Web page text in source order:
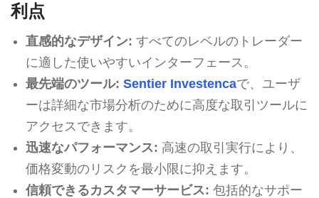
利点
直感的なデザイン: すべてのレベルのトレーダー
に適した使いやすいインターフェース。
最先端のツール: Sentier Investencaで、ユーザ
ーは詳細な市場分析のために高度な取引ツールに
アクセスできます。
迅速なパフォーマンス: 高速の取引実行により、
価格変動のリスクを最小限に抑えます。
信頼できるカスタマーサービス: 包括的なサポー